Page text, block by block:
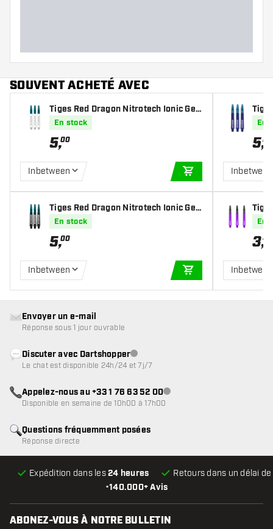
SOUVENT ACHETÉ AVEC
Tiges Red Dragon Nitrotech Ionic Ger
wyn Price White
En stock
5,00
Inbetween
AJOUTER AU
Tiges Red Dragon Nitrotech Ionic Ger
wyn Price Black
En stock
5,00
Inbetween
AJOUTER AU
En
5,00
Inbetween
En
3,45
Inbetween
•140.000+ Avis
Expédition dans les24 heures Retours dans un délai de
Questions fréquemment posées
Réponse directe
Envoyer un e-mail
Réponse sous 1 jour ouvrable
Discuter avec DartshopperService client indisponible
Le chat est disponible 24h/24 et 7j/7
Appelez-nous au +33 1 76 63 52 00Service client indisponible
Disponible en semaine de 10h00 à 17h00
ABONEZ-VOUS À NOTRE BULLETIN